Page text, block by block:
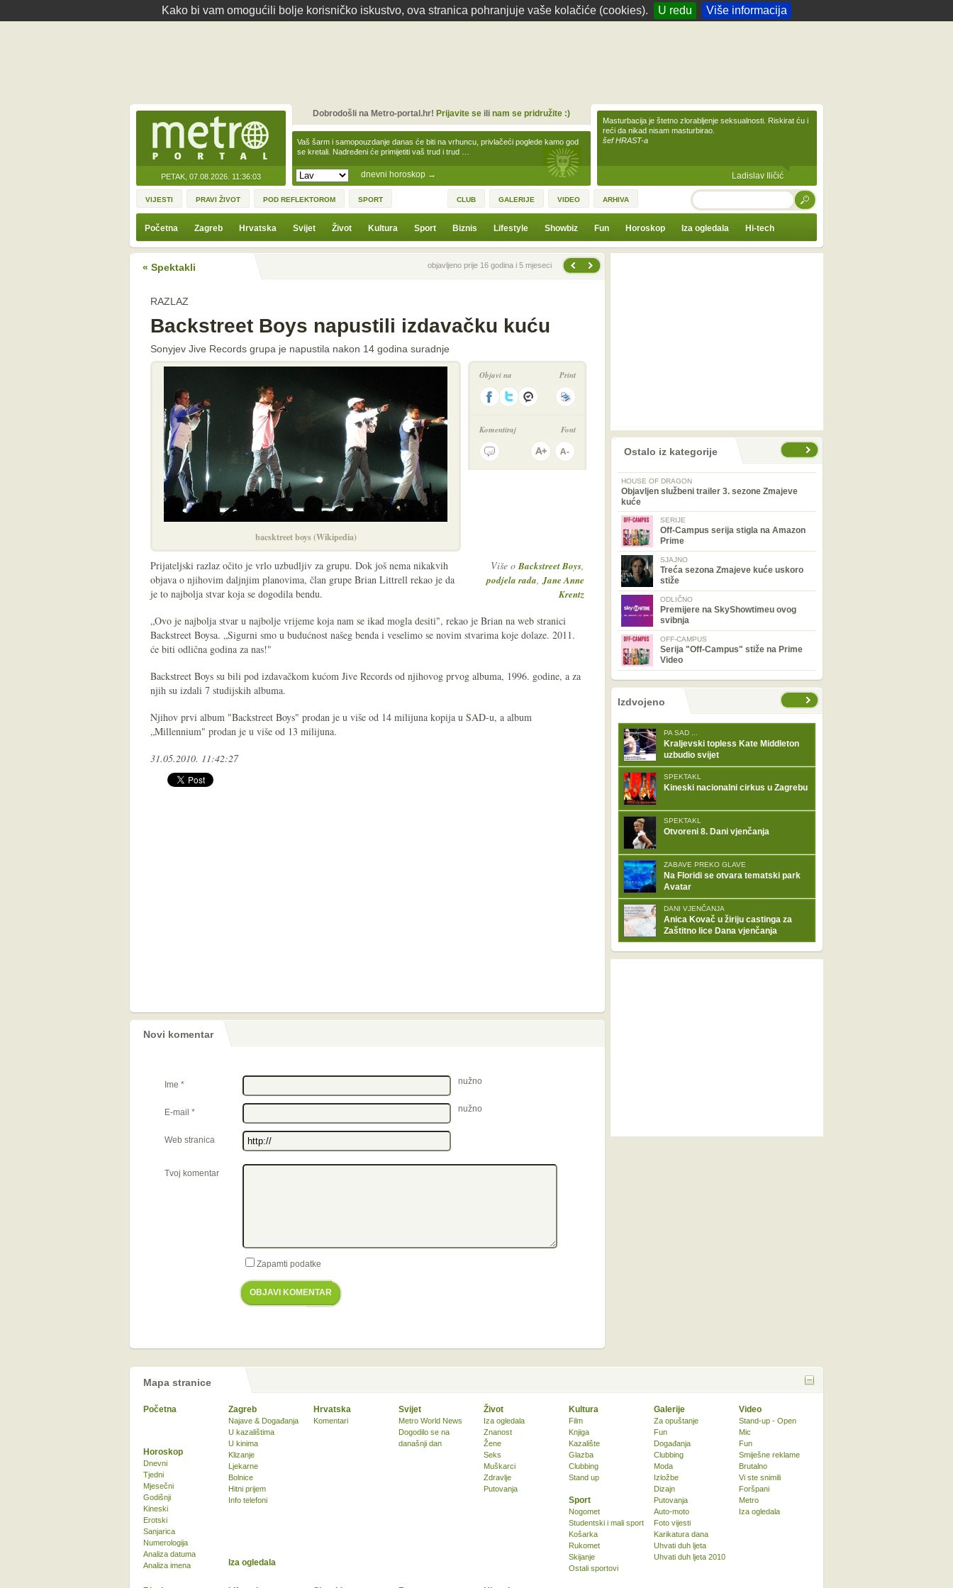
Kako bi vam omogućili bolje korisničko iskustvo, ova stranica pohranjuje vaše kolačiće (cookies). U redu Više informacija
PETAK, 07.08.2026. 11:36:03 dnevni horoskop →
Vaš šarm i samopouzdanje danas će biti na vrhuncu, privlačeći poglede kamo god
se kretali. Nadređeni će primijetiti vaš trud i trud …
Dobrodošli na Metro-portal.hr! Prijavite seili nam se pridružite :)
Masturbacija je štetno zlorabljenje seksualnosti. Riskirat ću i
reći da nikad nisam masturbirao.
šef HRAST-a
Ladislav Iličić
VIJESTI PRAVI ŽIVOT POD REFLEKTOROM SPORT CLUB GALERIJE VIDEO ARHIVA TRAŽI
Početna Zagreb Hrvatska Svijet Život Kultura Sport Biznis Lifestyle Showbiz Fun Horoskop Iza ogledala Hi-tech
« Spektakli Prethodna vijestobjavljeno prije 16 godina i 5 mjeseci
RAZLAZ
Backstreet Boys napustili izdavačku kuću
Sonyjev Jive Records grupa je napustila nakon 14 godina suradnje
bacsktreet boys (Wikipedia)
Objavi na Print
Komentiraj Font
Više oBackstreet Boys,
podjela rada,Jane Anne
Krentz
Prijateljski razlaz očito je vrlo uzbudljiv za grupu. Dok još nema nikakvih
objava o njihovim daljnjim planovima, član grupe Brian Littrell rekao je da
je to najbolja stvar koja se dogodila bendu.
„Ovo je najbolja stvar u najbolje vrijeme koja nam se ikad mogla desiti", rekao je Brian na web stranici
Backstreet Boysa. „Sigurni smo u budućnost našeg benda i veselimo se novim stvarima koje dolaze. 2011.
će biti odlična godina za nas!"
Backstreet Boys su bili pod izdavačkom kućom Jive Records od njihovog prvog albuma, 1996. godine, a za
njih su izdali 7 studijskih albuma.
Njihov prvi album "Backstreet Boys" prodan je u više od 14 milijuna kopija u SAD-u, a album
„Millennium" prodan je u više od 13 milijuna.
31.05.2010. 11:42:27
Novi komentar
Ime * nužno
E-mail * nužno
Web stranica
Tvoj komentar
Zapamti podatke
OBJAVI KOMENTAR
prethodno Ostalo iz kategorije
HOUSE OF DRAGON
Objavljen službeni trailer 3. sezone Zmajeve
kuće
SERIJE
Off-Campus serija stigla na Amazon
Prime
SJAJNO
Treća sezona Zmajeve kuće uskoro
stiže
ODLIČNO
Premijere na SkyShowtimeu ovog
svibnja
OFF-CAMPUS
Serija "Off-Campus" stiže na Prime
Video
nema prethodne stranice
sljedećeIzdvojeno
PA SAD ...
Kraljevski topless Kate Middleton
uzbudio svijet
SPEKTAKL
Kineski nacionalni cirkus u Zagrebu
SPEKTAKL
Otvoreni 8. Dani vjenčanja
ZABAVE PREKO GLAVE
Na Floridi se otvara tematski park
Avatar
DANI VJENČANJA
Anica Kovač u žiriju castinga za
Zaštitno lice Dana vjenčanja
Mapa stranice
Početna Zagreb
Najave & Događanja
U kazalištima
U kinima
Klizanje
Ljekarne
Bolnice
Hitni prijem
Info telefoni
Hrvatska
Komentari
Svijet
Metro World News
Dogodilo se na
današnji dan
Život
Iza ogledala
Znanost
Žene
Seks
Muškarci
Zdravlje
Putovanja
Kultura
Film
Knjiga
Kazalište
Glazba
Clubbing
Stand up
Sport
Nogomet
Studentski i mali sport
Košarka
Rukomet
Skijanje
Ostali sportovi
Horoskop
Dnevni
Tjedni
Mjesečni
Godišnji
Kineski
Erotski
Sanjarica
Numerologija
Analiza datuma
Analiza imena
Iza ogledala
Galerije
Za opuštanje
Fun
Događanja
Clubbing
Moda
Izložbe
Dizajn
Putovanja
Auto-moto
Foto vijesti
Karikatura dana
Uhvati duh ljeta
Uhvati duh ljeta 2010
Video
Stand-up - Open
Mic
Fun
Smiješne reklame
Brutalno
Vi ste snimili
Foršpani
Metro
Iza ogledala